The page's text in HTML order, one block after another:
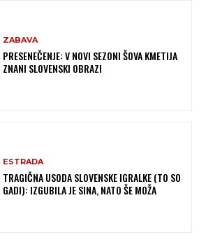
ZABAVA
PRESENEČENJE: V NOVI SEZONI ŠOVA KMETIJA
ZNANI SLOVENSKI OBRAZI
ESTRADA
TRAGIČNA USODA SLOVENSKE IGRALKE (TO SO
GADI): IZGUBILA JE SINA, NATO ŠE MOŽA